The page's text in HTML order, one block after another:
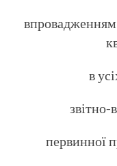
впровадженням
в
первинної